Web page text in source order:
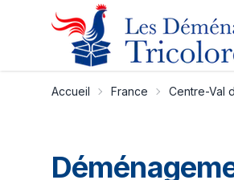
Accueil France Centre-Val